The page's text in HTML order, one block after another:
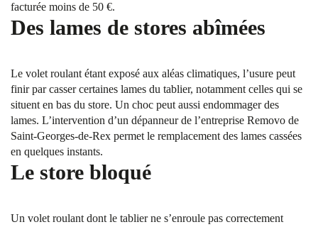
facturée moins de 50 €.
Des lames de stores abîmées
Le volet roulant étant exposé aux aléas climatiques, l’usure peut
finir par casser certaines lames du tablier, notamment celles qui se
situent en bas du store. Un choc peut aussi endommager des
lames. L’intervention d’un dépanneur de l’entreprise Removo de
Saint-Georges-de-Rex permet le remplacement des lames cassées
en quelques instants.
Le store bloqué
Un volet roulant dont le tablier ne s’enroule pas correctement